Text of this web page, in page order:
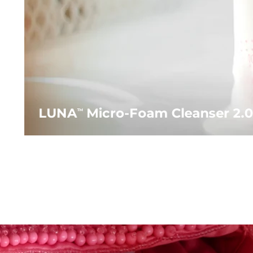
LUNATMMicro-Foam Cleanser 2.0